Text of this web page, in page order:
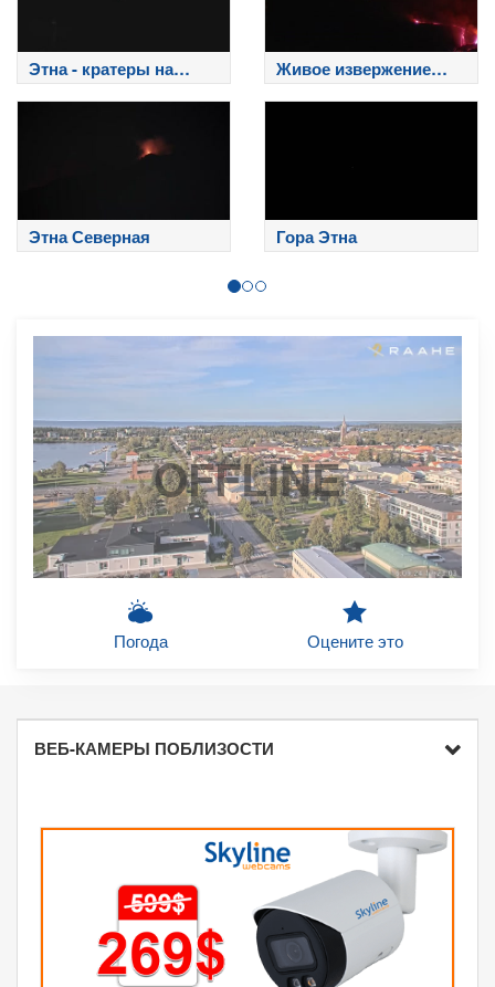
Этна - кратеры на
вершине
Живое извержение
Этны
Этна Северная Гора Этна
OFFLINE
Погода Оцените это
ВЕБ-КАМЕРЫ ПОБЛИЗОСТИ